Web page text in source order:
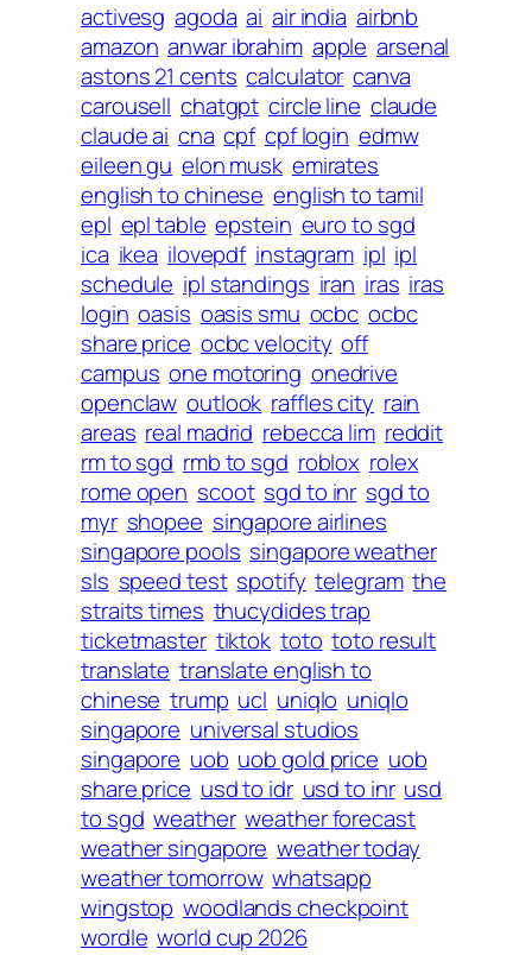
activesg agoda ai air india airbnb
amazon anwar ibrahim apple arsenal
astons 21 cents calculator canva
carousell chatgpt circle line claude
claude ai cna cpf cpf login edmw
eileen gu elon musk emirates
english to chinese english to tamil
epl epl table epstein euro to sgd
ica ikea ilovepdf instagram ipl ipl
schedule ipl standings iran iras iras
login oasis oasis smu ocbc ocbc
share price ocbc velocity off
campus one motoring onedrive
openclaw outlook raffles city rain
areas real madrid rebecca lim reddit
rm to sgd rmb to sgd roblox rolex
rome open scoot sgd to inr sgd to
myr shopee singapore airlines
singapore pools singapore weather
sls speed test spotify telegram the
straits times thucydides trap
ticketmaster tiktok toto toto result
translate translate english to
chinese trump ucl uniqlo uniqlo
singapore universal studios
singapore uob uob gold price uob
share price usd to idr usd to inr usd
to sgd weather weather forecast
weather singapore weather today
weather tomorrow whatsapp
wingstop woodlands checkpoint
wordle world cup 2026